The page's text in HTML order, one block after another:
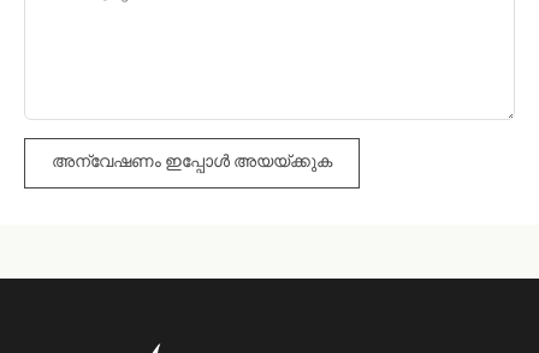
അന്വേഷണം ഇപ്പോൾ അയയ്ക്കുക